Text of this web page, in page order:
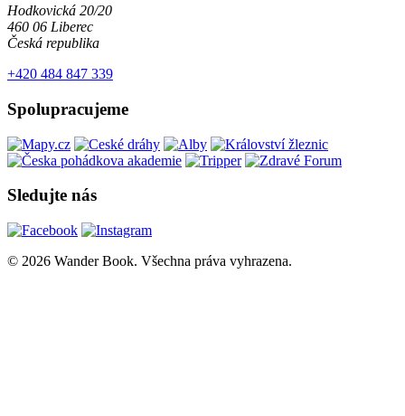
Hodkovická 20/20
460 06 Liberec
Česká republika
+420 484 847 339
Spolupracujeme
Sledujte nás
© 2026 Wander Book. Všechna práva vyhrazena.